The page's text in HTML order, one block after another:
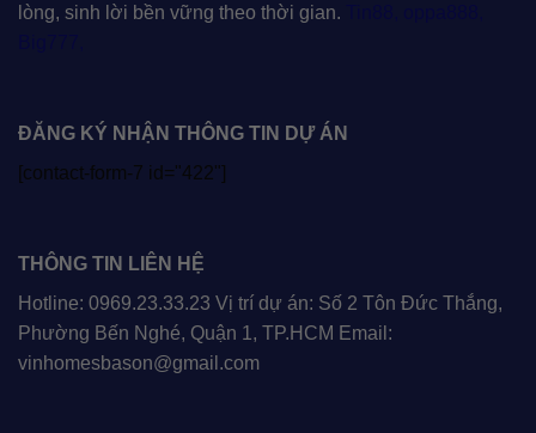
lòng, sinh lời bền vững theo thời gian.
ĐĂNG KÝ NHẬN THÔNG TIN DỰ ÁN
[contact-form-7 id="422"]
THÔNG TIN LIÊN HỆ
Hotline: 0969.23.33.23 Vị trí dự án: Số 2 Tôn Đức Thắng,
Phường Bến Nghé, Quận 1, TP.HCM Email:
vinhomesbason@gmail.com